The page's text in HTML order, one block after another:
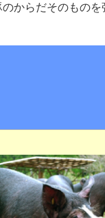
からだそのものを